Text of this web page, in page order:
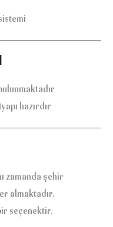
hazırdır
zamanda şehir
almaktadır.
seçenektir.